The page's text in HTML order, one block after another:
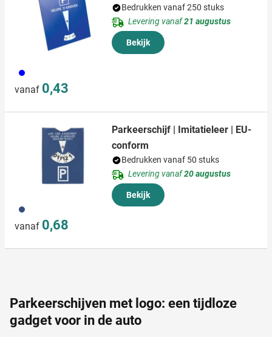
005
vanaf 0,43
Bedrukken vanaf 250 stuks
Levering vanaf21 augustus
Bekijk
005
vanaf 0,68
Parkeerschijf | Imitatieleer | EU-
conform
Bedrukken vanaf 50 stuks
Levering vanaf20 augustus
Bekijk
Parkeerschijven met logo: een tijdloze
gadget voor in de auto